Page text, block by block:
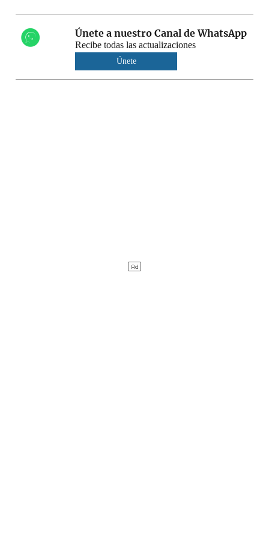
Únete a nuestro Canal de WhatsApp
Recibe todas las actualizaciones
Únete